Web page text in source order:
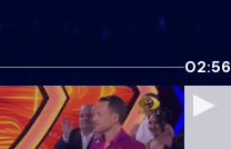
02:56